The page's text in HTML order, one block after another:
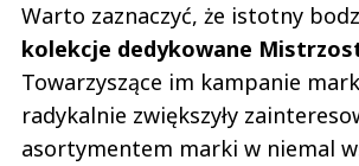
Warto zaznaczyć, że istotny
kolekcje dedykowane
Towarzyszące im kampanie
radykalnie zwiększyły
asortymentem marki w niemal